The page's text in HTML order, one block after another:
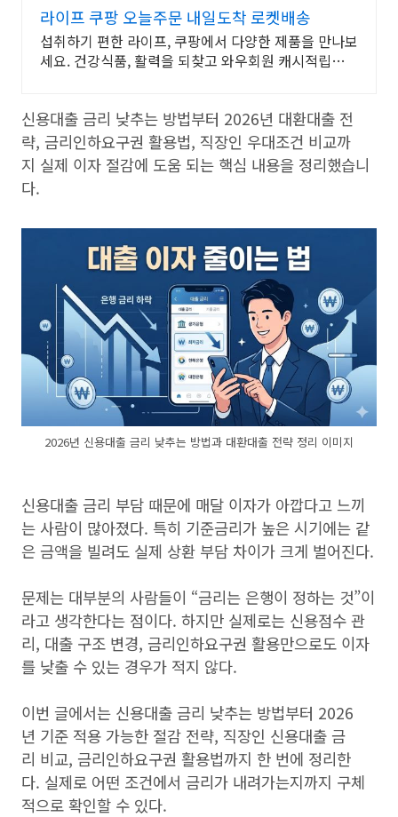
라이프 쿠팡 오늘주문 내일도착 로켓배송
섭취하기 편한 라이프, 쿠팡에서 다양한 제품을 만나보
세요. 건강식품, 활력을 되찾고 와우회원 캐시적립도
신용대출 금리 낮추는 방법부터 2026년 대환대출 전
략, 금리인하요구권 활용법, 직장인 우대조건 비교까
지 실제 이자 절감에 도움 되는 핵심 내용을 정리했습니
다.
2026년 신용대출 금리 낮추는 방법과 대환대출 전략 정리 이미지
신용대출 금리 부담 때문에 매달 이자가 아깝다고 느끼
는 사람이 많아졌다. 특히 기준금리가 높은 시기에는 같
은 금액을 빌려도 실제 상환 부담 차이가 크게 벌어진다.
문제는 대부분의 사람들이 “금리는 은행이 정하는 것”이
라고 생각한다는 점이다. 하지만 실제로는 신용점수 관
리, 대출 구조 변경, 금리인하요구권 활용만으로도 이자
를 낮출 수 있는 경우가 적지 않다.
이번 글에서는 신용대출 금리 낮추는 방법부터 2026
년 기준 적용 가능한 절감 전략, 직장인 신용대출 금
리 비교, 금리인하요구권 활용법까지 한 번에 정리한
다. 실제로 어떤 조건에서 금리가 내려가는지까지 구체
적으로 확인할 수 있다.